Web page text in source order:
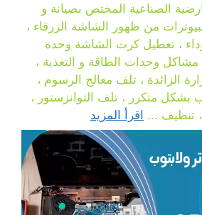
الصناعية المختص بصيانة و
من ظهور الشاشة الزرقاء ،
، تعطيل كرت الشاشة وحدة
وحدات الطاقة و التغذية ،
الزائدة ، تلف معالج الرسوم ،
بشكل متكرر ، تلف التوانزستور ،
، تنظيف ... اقرأ المزيد